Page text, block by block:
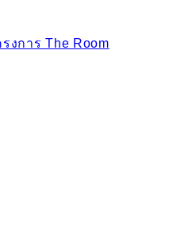
งการ The Room